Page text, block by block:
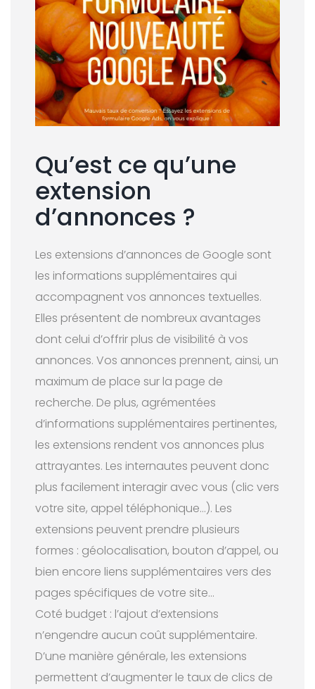
Qu’est ce qu’une
extension
d’annonces ?
Les extensions d’annonces de Google sont
les informations supplémentaires qui
accompagnent vos annonces textuelles.
Elles présentent de nombreux avantages
dont celui d’offrir plus de visibilité à vos
annonces. Vos annonces prennent, ainsi, un
maximum de place sur la page de
recherche. De plus, agrémentées
d’informations supplémentaires pertinentes,
les extensions rendent vos annonces plus
attrayantes. Les internautes peuvent donc
plus facilement interagir avec vous (clic vers
votre site, appel téléphonique…). Les
extensions peuvent prendre plusieurs
formes : géolocalisation, bouton d’appel, ou
bien encore liens supplémentaires vers des
pages spécifiques de votre site…
Coté budget : l’ajout d’extensions
n’engendre aucun coût supplémentaire.
D’une manière générale, les extensions
permettent d’augmenter le taux de clics de